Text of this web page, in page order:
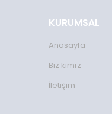
KURUMSAL
Anasayfa
Biz kimiz
İletişim